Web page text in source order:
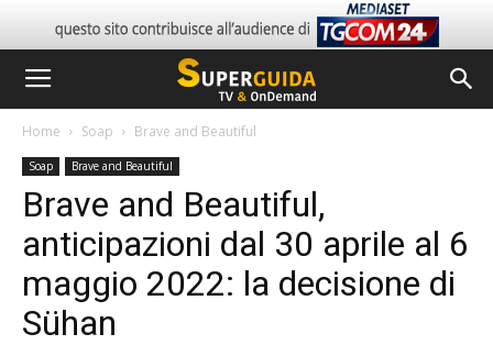
Home Soap Brave and Beautiful
Soap Brave and Beautiful
Brave and Beautiful,
anticipazioni dal 30 aprile al 6
maggio 2022: la decisione di
Sühan